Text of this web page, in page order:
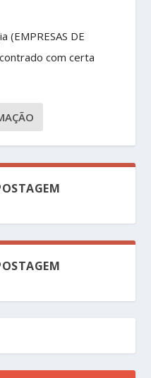
(EMPRESAS DE
com certa